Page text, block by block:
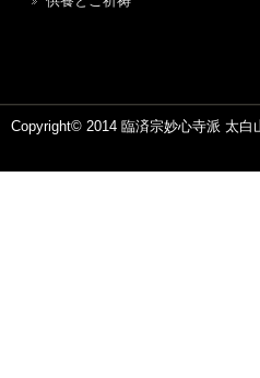
Copyright© 2014 臨済宗妙心寺派 太白